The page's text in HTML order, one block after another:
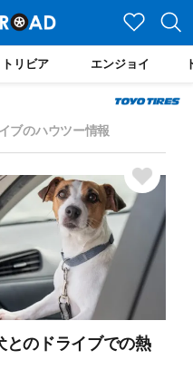
トリビア エンジョイ
ブのハウツー情報
とのドライブでの熱